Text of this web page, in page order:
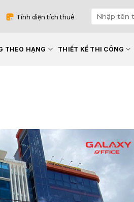
Tính diện tích thuê
THEO HẠNG THIẾT KẾ THI CÔNG